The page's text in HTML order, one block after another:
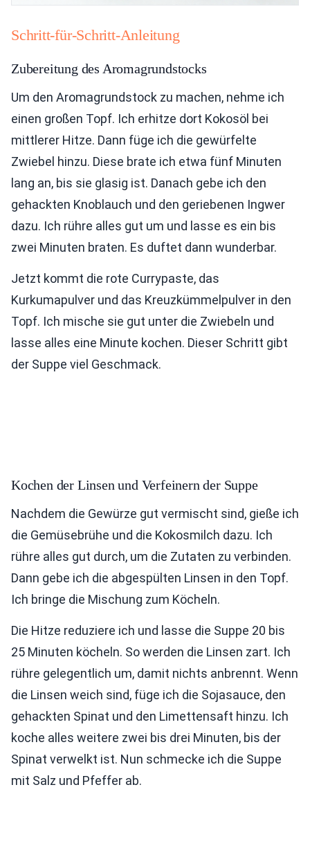
Schritt-für-Schritt-Anleitung
Zubereitung des Aromagrundstocks
Um den Aromagrundstock zu machen, nehme ich
einen großen Topf. Ich erhitze dort Kokosöl bei
mittlerer Hitze. Dann füge ich die gewürfelte
Zwiebel hinzu. Diese brate ich etwa fünf Minuten
lang an, bis sie glasig ist. Danach gebe ich den
gehackten Knoblauch und den geriebenen Ingwer
dazu. Ich rühre alles gut um und lasse es ein bis
zwei Minuten braten. Es duftet dann wunderbar.
Jetzt kommt die rote Currypaste, das
Kurkumapulver und das Kreuzkümmelpulver in den
Topf. Ich mische sie gut unter die Zwiebeln und
lasse alles eine Minute kochen. Dieser Schritt gibt
der Suppe viel Geschmack.
Kochen der Linsen und Verfeinern der Suppe
Nachdem die Gewürze gut vermischt sind, gieße ich
die Gemüsebrühe und die Kokosmilch dazu. Ich
rühre alles gut durch, um die Zutaten zu verbinden.
Dann gebe ich die abgespülten Linsen in den Topf.
Ich bringe die Mischung zum Köcheln.
Die Hitze reduziere ich und lasse die Suppe 20 bis
25 Minuten köcheln. So werden die Linsen zart. Ich
rühre gelegentlich um, damit nichts anbrennt. Wenn
die Linsen weich sind, füge ich die Sojasauce, den
gehackten Spinat und den Limettensaft hinzu. Ich
koche alles weitere zwei bis drei Minuten, bis der
Spinat verwelkt ist. Nun schmecke ich die Suppe
mit Salz und Pfeffer ab.